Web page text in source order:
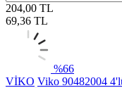
204,00 TL
69,36 TL
%66
VİKO Viko 90482004